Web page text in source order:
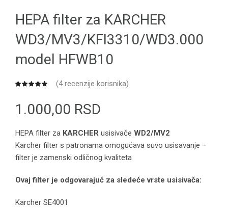
HEPA filter za KARCHER
WD3/MV3/KFI3310/WD3.000
model HFWB10
(4recenzije korisnika)
1.000,00 RSD
HEPA filter za KARCHER usisivače WD2/MV2
Karcher filter s patronama omogućava suvo usisavanje –
filter je zamenski odličnog kvaliteta
Ovaj filter je odgovarajuć za sledeće vrste usisivača:
Karcher SE4001